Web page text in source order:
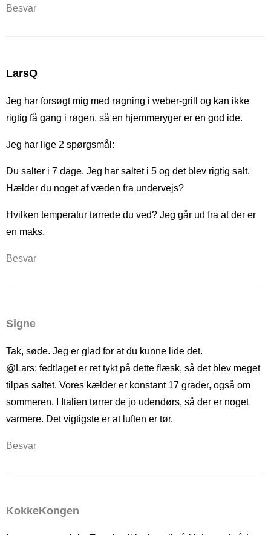
Besvar
LarsQ
Jeg har forsøgt mig med røgning i weber-grill og kan ikke
rigtig få gang i røgen, så en hjemmeryger er en god ide.
Jeg har lige 2 spørgsmål:
Du salter i 7 dage. Jeg har saltet i 5 og det blev rigtig salt.
Hælder du noget af væden fra undervejs?
Hvilken temperatur tørrede du ved? Jeg går ud fra at der er
en maks.
Besvar
Signe
Tak, søde. Jeg er glad for at du kunne lide det.
@Lars: fedtlaget er ret tykt på dette flæsk, så det blev meget
tilpas saltet. Vores kælder er konstant 17 grader, også om
sommeren. I Italien tørrer de jo udendørs, så der er noget
varmere. Det vigtigste er at luften er tør.
Besvar
KokkeKongen